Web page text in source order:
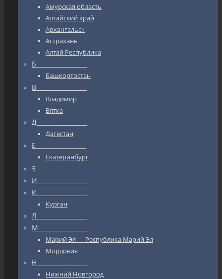
Амурская область
Алтайский край
Архангельск
Астрахань
Алтай Республика
Б_________________
Башкортостан
В_________________
Владимир
Вятка
Д_________________
Дагестан
Е_________________
Екатеринбург
З_________________
И_________________
К_________________
Курган
Л_________________
М_________________
Марий Эл — Республика Марий Эл
Мордовия
Н_________________
Нижний Новгород